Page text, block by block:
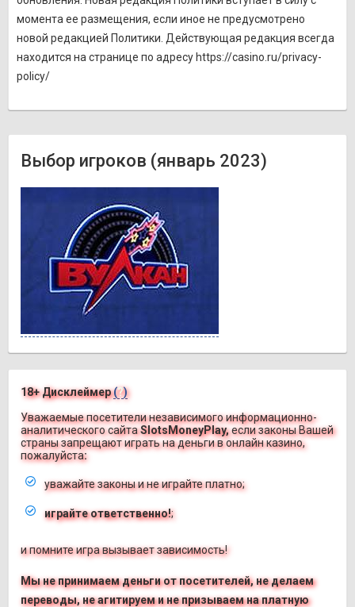
момента ее размещения, если иное не предусмотрено
новой редакцией Политики. Действующая редакция всегда
находится на странице по адресу https://casino.ru/privacy-
policy/
Выбор игроков (январь 2023)
18+ Дисклеймер(?)
Уважаемые посетители независимого информационно-
аналитического сайтаSlotsMoneyPlay,если законы Вашей
страны запрещают играть на деньги в онлайн казино,
пожалуйста:
уважайте законы и не играйте платно;
играйте ответственно!;
и помните игра вызывает зависимость!
Мы не принимаем деньги от посетителей, не делаем
переводы, не агитируем и не призываем на платную